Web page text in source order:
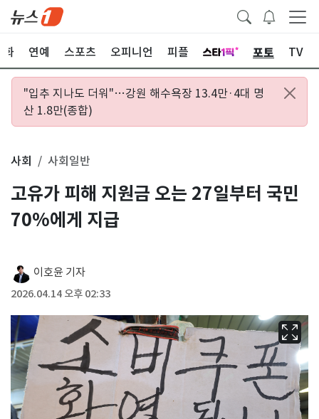
화 연예 스포츠 오피니언 피플 포토 TV
"입추 지나도 더워"…강원 해수욕장 13.4만·4대 명
산 1.8만(종합)
사회 사회일반
고유가 피해 지원금 오는 27일부터 국민
70%에게 지급
이호윤 기자
2026.04.14 오후 02:33